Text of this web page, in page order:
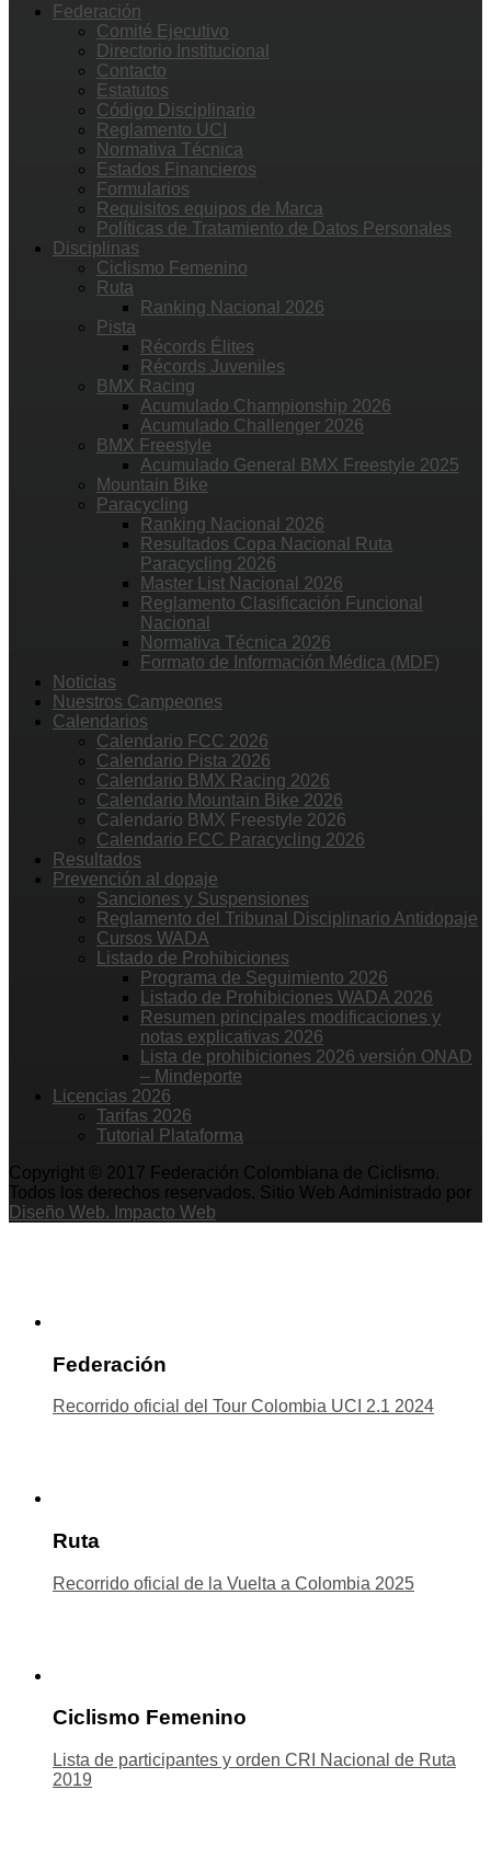
Federación
Comité Ejecutivo
Directorio Institucional
Contacto
Estatutos
Código Disciplinario
Reglamento UCI
Normativa Técnica
Estados Financieros
Formularios
Requisitos equipos de Marca
Políticas de Tratamiento de Datos Personales
Disciplinas
Ciclismo Femenino
Ruta
Ranking Nacional 2026
Pista
Récords Élites
Récords Juveniles
BMX Racing
Acumulado Championship 2026
Acumulado Challenger 2026
BMX Freestyle
Acumulado General BMX Freestyle 2025
Mountain Bike
Paracycling
Ranking Nacional 2026
Resultados Copa Nacional Ruta
Paracycling 2026
Master List Nacional 2026
Reglamento Clasificación Funcional
Nacional
Normativa Técnica 2026
Formato de Información Médica (MDF)
Noticias
Nuestros Campeones
Calendarios
Calendario FCC 2026
Calendario Pista 2026
Calendario BMX Racing 2026
Calendario Mountain Bike 2026
Calendario BMX Freestyle 2026
Calendario FCC Paracycling 2026
Resultados
Prevención al dopaje
Sanciones y Suspensiones
Reglamento del Tribunal Disciplinario Antidopaje
Cursos WADA
Listado de Prohibiciones
Programa de Seguimiento 2026
Listado de Prohibiciones WADA 2026
Resumen principales modificaciones y
notas explicativas 2026
Lista de prohibiciones 2026 versión ONAD
– Mindeporte
Licencias 2026
Tarifas 2026
Tutorial Plataforma
Copyright © 2017 Federación Colombiana de Ciclismo.
Todos los derechos reservados. Sitio Web Administrado por
Diseño Web. Impacto Web
Federación
Recorrido oficial del Tour Colombia UCI 2.1 2024
Ruta
Recorrido oficial de la Vuelta a Colombia 2025
Ciclismo Femenino
Lista de participantes y orden CRI Nacional de Ruta
2019